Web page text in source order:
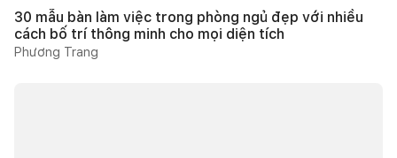
30 mẫu bàn làm việc trong phòng ngủ đẹp với nhiều
cách bố trí thông minh cho mọi diện tích
Phương Trang